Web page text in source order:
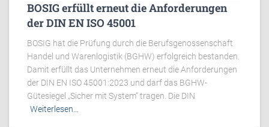
BOSIG erfüllt erneut die Anforderungen
der DIN EN ISO 45001
BOSIG hat die Prüfung durch die Berufsgenossenschaft
Handel und Warenlogistik (BGHW) erfolgreich bestanden.
Damit erfüllt das Unternehmen erneut die Anforderungen
der DIN EN ISO 45001:2023 und darf das BGHW-
Gütesiegel „Sicher mit System“ tragen. Die DIN
Weiterlesen…